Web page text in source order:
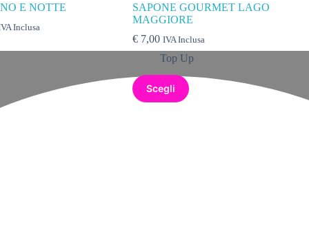
E NOTTE
€ 19,50
Inclusa
SAPONE GOURMET LAGO
MAGGIORE
€7,00 IVA Inclusa
Top Up
Scegli